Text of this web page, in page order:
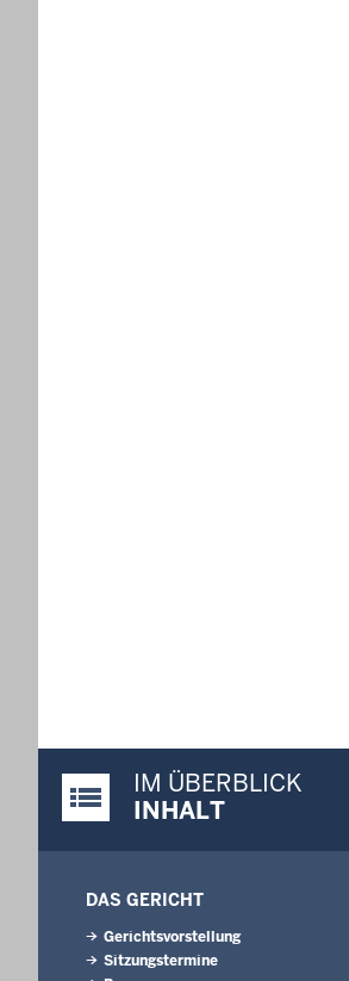
Justiz-Portal im Überblick:
IM ÜBERBLICK
INHALT
DAS GERICHT
Gerichtsvorstellung
Sitzungstermine